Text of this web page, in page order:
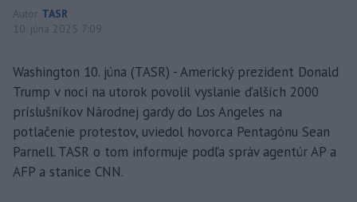
Autor TASR
10. júna 2025 7:09
Washington 10. júna (TASR) - Americký prezident Donald
Trump v noci na utorok povolil vyslanie ďalších 2000
príslušníkov Národnej gardy do Los Angeles na
potlačenie protestov, uviedol hovorca Pentagónu Sean
Parnell. TASR o tom informuje podľa správ agentúr AP a
AFP a stanice CNN.